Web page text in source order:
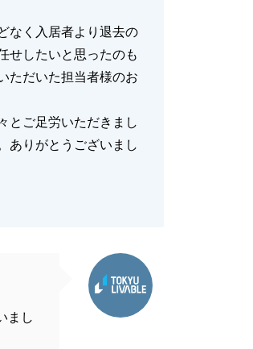
なく入居者より退去の
せしたいと思ったのも
ただいた担当者様のお
とご足労いただきまし
ありがとうございまし
まし